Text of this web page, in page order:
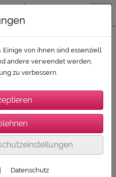
TV
Einige von ihnen sind essenziell
andere verwendet werden,
zu verbessern.
Datenschutz